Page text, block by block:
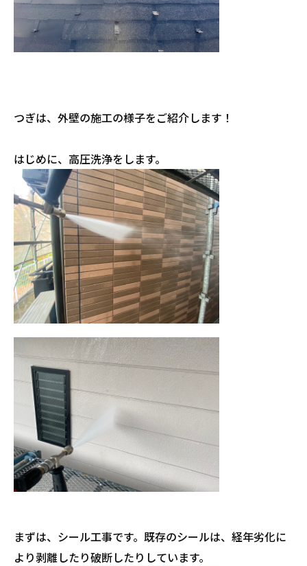
つぎは、外壁の施工の様子をご紹介します！
はじめに、高圧洗浄をします。
まずは、シール工事です。既存のシールは、経年劣化に
より剥離したり破断したりしています。